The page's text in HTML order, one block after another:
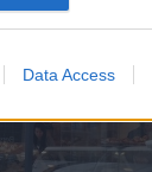
Data Access